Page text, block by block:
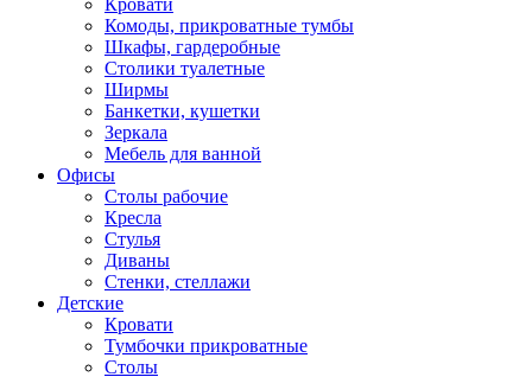
Кровати
Комоды, прикроватные тумбы
Шкафы, гардеробные
Столики туалетные
Ширмы
Банкетки, кушетки
Зеркала
Мебель для ванной
Офисы
Столы рабочие
Кресла
Стулья
Диваны
Стенки, стеллажи
Детские
Кровати
Тумбочки прикроватные
Столы